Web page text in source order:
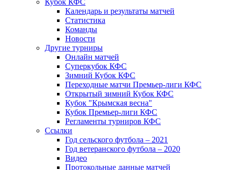
Кубок КФС
Календарь и результаты матчей
Статистика
Команды
Новости
Другие турниры
Онлайн матчей
Суперкубок КФС
Зимний Кубок КФС
Переходные матчи Премьер-лиги КФС
Открытый зимний Кубок КФС
Кубок "Крымская весна"
Кубок Премьер-лиги КФС
Регламенты турниров КФС
Ссылки
Год сельского футбола – 2021
Год ветеранского футбола – 2020
Видео
Протокольные данные матчей